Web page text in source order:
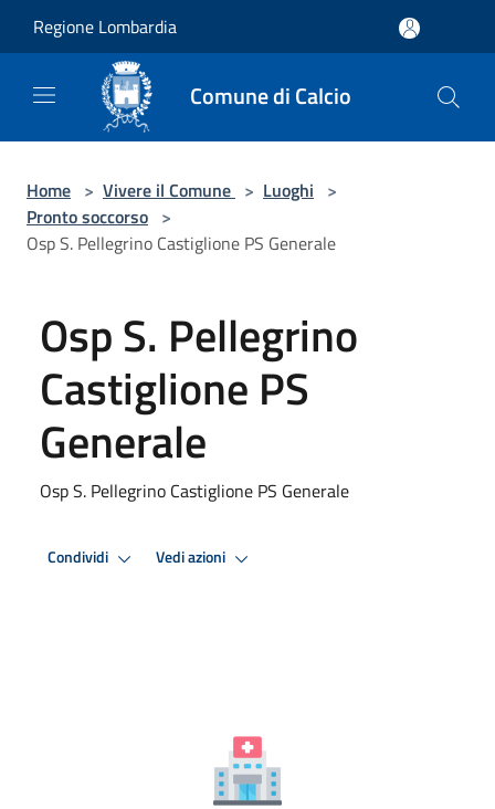
Regione Lombardia
Comune di Calcio
Home > Vivere il Comune > Luoghi >
Pronto soccorso >
Osp S. Pellegrino Castiglione PS Generale
Osp S. Pellegrino
Castiglione PS
Generale
Osp S. Pellegrino Castiglione PS Generale
Condividi Vedi azioni